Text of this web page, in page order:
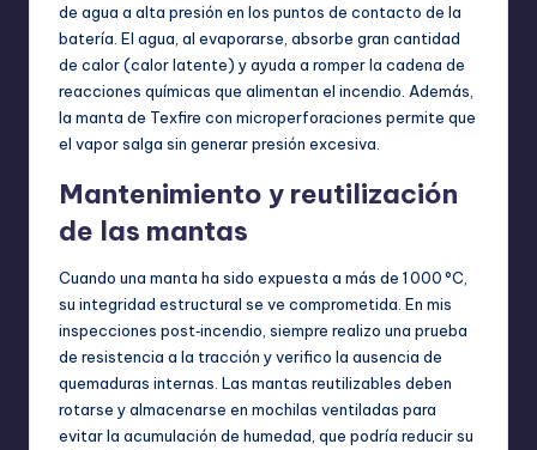
de agua a alta presión en los puntos de contacto de la
batería. El agua, al evaporarse, absorbe gran cantidad
de calor (calor latente) y ayuda a romper la cadena de
reacciones químicas que alimentan el incendio. Además,
la manta de Texfire con microperforaciones permite que
el vapor salga sin generar presión excesiva.
Mantenimiento y reutilización
de las mantas
Cuando una manta ha sido expuesta a más de 1 000 °C,
su integridad estructural se ve comprometida. En mis
inspecciones post‑incendio, siempre realizo una prueba
de resistencia a la tracción y verifico la ausencia de
quemaduras internas. Las mantas reutilizables deben
rotarse y almacenarse en mochilas ventiladas para
evitar la acumulación de humedad, que podría reducir su